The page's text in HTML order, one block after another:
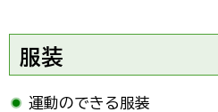
服装
運動のできる服装